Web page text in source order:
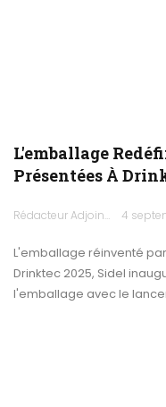
L'emballage
Présentées À
Rédacteur Adjoint 4
L'emballage réinventé
Drinktec 2025, Sidel
l'emballage avec le